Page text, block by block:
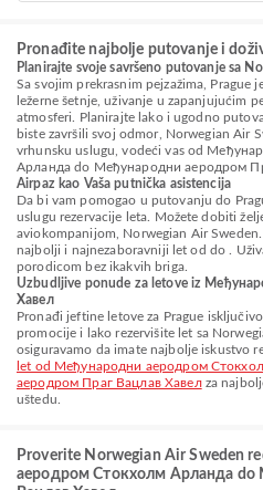
Pronađite najbolje putovanje i
Planirajte svoje savršeno putovanje sa
Sa svojim prekrasnim pejzažima, Prague
ležerne šetnje, uživanje u zapanjujućim
atmosferi. Planirajte lako i ugodno
biste završili svoj odmor, Norwegian Air
vrhunsku uslugu, vodeći vas od
Арланда do Међународни аеродром
Airpaz kao Vaša putnička asistencija
Da bi vam pomogao u putovanju do
uslugu rezervacije leta. Možete dobiti
aviokompanijom, Norwegian Air
najbolji i najnezaboravniji let od do .
porodicom bez ikakvih briga.
Uzbudljive ponude za letove iz
Хавел
Pronađi jeftine letove za Prague
promocije i lako rezervišite let sa
osiguravamo da imate najbolje iskustvo
let od Међународни аеродром
аеродром Праг Вацлав Хавелza
uštedu.
Proverite Norwegian Air Sweden
аеродром Стокхолм Арланда do